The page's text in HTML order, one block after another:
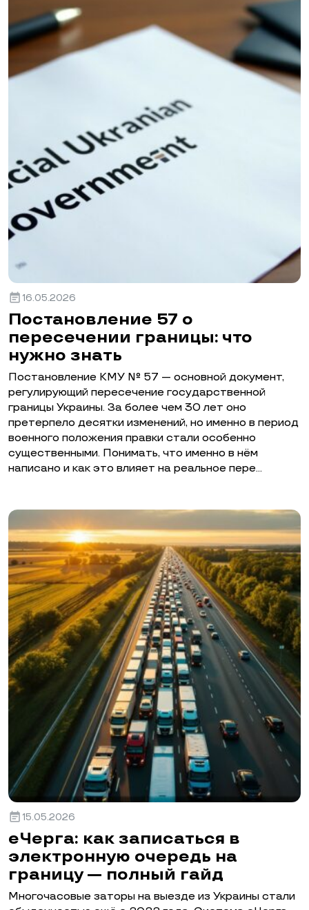
event_note 16.05.2026
Постановление 57 о
пересечении границы: что
нужно знать
Постановление КМУ № 57 — основной документ,
регулирующий пересечение государственной
границы Украины. За более чем 30 лет оно
претерпело десятки изменений, но именно в период
военного положения правки стали особенно
существенными. Понимать, что именно в нём
написано и как это влияет на реальное пере…
event_note 15.05.2026
еЧерга: как записаться в
электронную очередь на
границу — полный гайд
Многочасовые заторы на выезде из Украины стали